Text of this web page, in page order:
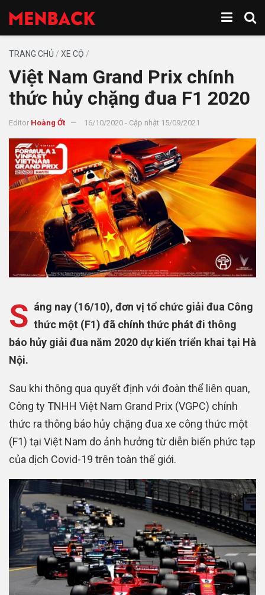
TRANG CHỦ / XE CỘ /
Việt Nam Grand Prix chính
thức hủy chặng đua F1 2020
Editor Hoàng Ớt 16/10/2020 - Cập nhật 15/09/2021
S áng nay (16/10), đơn vị tổ chức giải đua Công
thức một (F1) đã chính thức phát đi thông
báo hủy giải đua năm 2020 dự kiến triển khai tại Hà
Nội.
Sau khi thông qua quyết định với đoàn thể liên quan,
Công ty TNHH Việt Nam Grand Prix (VGPC) chính
thức ra thông báo hủy chặng đua xe công thức một
(F1) tại Việt Nam do ảnh hưởng từ diễn biến phức tạp
của dịch Covid-19 trên toàn thế giới.